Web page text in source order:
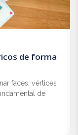
de forma
faces, vértices
de